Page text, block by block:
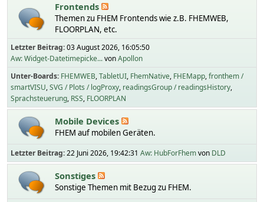
Frontends
Themen zu FHEM Frontends wie z.B. FHEMWEB,
FLOORPLAN, etc.
Letzter Beitrag:03 August 2026, 16:05:50
Aw: Widget-Datetimepicke...vonApollon
Unter-Boards FHEMWEB TabletUI FhemNative FHEMapp fronthem /
smartVISU SVG / Plots / logProxy readingsGroup / readingsHistory
Sprachsteuerung RSS FLOORPLAN
Mobile Devices
FHEM auf mobilen Geräten.
Letzter Beitrag:22 Juni 2026, 19:42:31 Aw: HubForFhemvon DLD
Sonstiges
Sonstige Themen mit Bezug zu FHEM.